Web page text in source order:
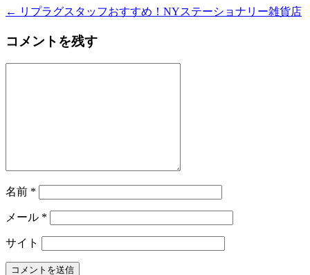
← リプラグスタッフおすすめ！NYステーショナリー雑貨店
コメントを残す
名前 *
メール *
サイト